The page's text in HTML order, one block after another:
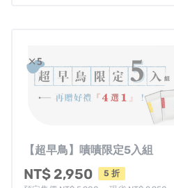
2️⃣ 非台灣本島因配送路途遙遠，
歡迎先聊聊確認。
【超早鳥】嘖嘖限定5入組
NT$ 2,950
5 折